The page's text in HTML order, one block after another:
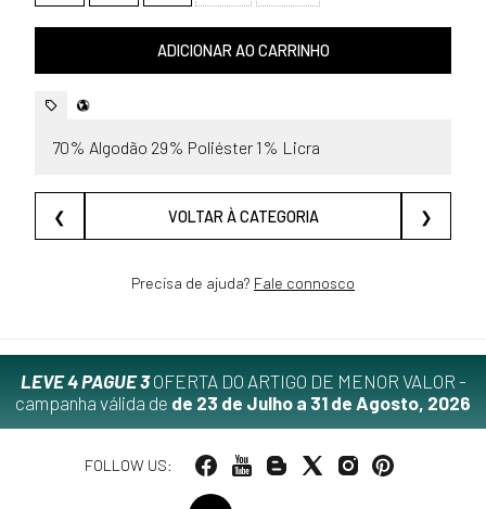
ADICIONAR AO CARRINHO
70% Algodão 29% Poliéster 1% Licra
❮ VOLTAR À CATEGORIA ❯
Precisa de ajuda? Fale connosco
LEVE 4 PAGUE 3OFERTA DO ARTIGO DE MENOR VALOR -
campanha válida de de 23 de Julho a 31 de Agosto, 2026
FOLLOW US: